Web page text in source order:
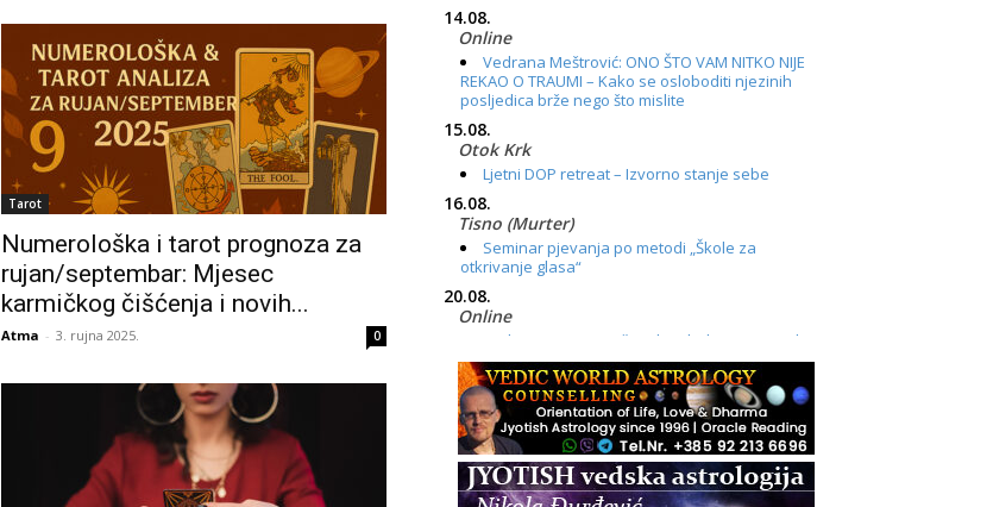
Tarot
Numerološka i tarot prognoza za
rujan/septembar: Mjesec
karmičkog čišćenja i novih...
Atma - 3. rujna 2025. 0
14.08.
Online
Vedrana Meštrović: ONO ŠTO VAM NITKO NIJE
REKAO O TRAUMI – Kako se osloboditi njezinih
posljedica brže nego što mislite
15.08.
Otok Krk
Ljetni DOP retreat – Izvorno stanje sebe
16.08.
Tisno (Murter)
Seminar pjevanja po metodi „Škole za
otkrivanje glasa“
20.08.
Online
Radionica: Pomagači iz drugih dimenzija Online
– otvoreno za sve
21.08.
Zagreb+Online
Osnovni ThetaHealing® tečaj, Zagreb i Online
22.08.
Pula